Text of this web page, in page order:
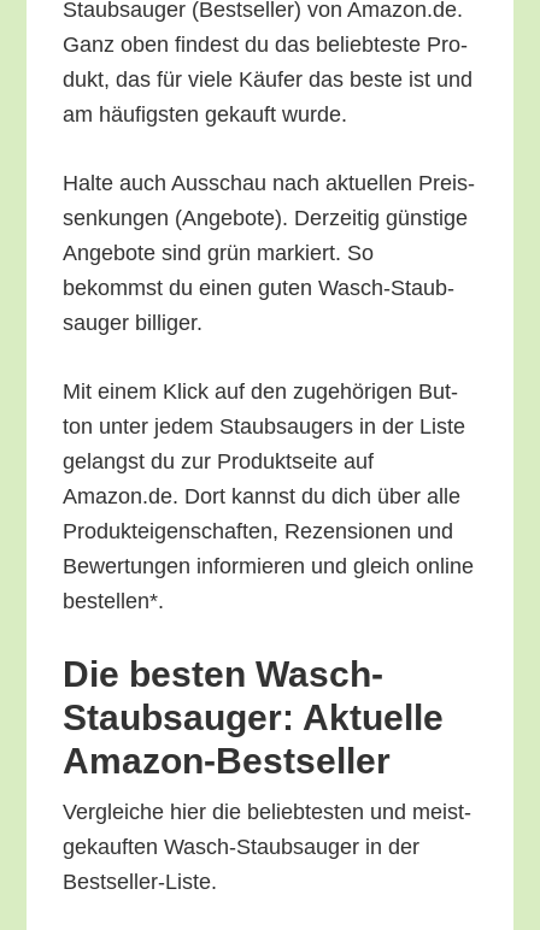
Staub­sauger (Best­sel­ler) von Amazon.de.
Ganz oben fin­dest du das belieb­tes­te Pro­
dukt, das für vie­le Käu­fer das bes­te ist und
am häu­figs­ten gekauft wurde.
Hal­te auch Aus­schau nach aktu­el­len Preis­
sen­kun­gen (Ange­bo­te). Der­zei­tig güns­ti­ge
Ange­bo­te sind grün mar­kiert. So
bekommst du einen guten Wasch-Staub­
sauger billiger.
Mit einem Klick auf den zuge­hö­ri­gen But­
ton unter jedem Staub­saugers in der Lis­te
gelangst du zur Pro­dukt­sei­te auf
Amazon.de. Dort kannst du dich über alle
Pro­duk­tei­gen­schaf­ten, Rezen­sio­nen und
Bewer­tun­gen infor­mie­ren und gleich online
bestellen*.
Die bes­ten Wasch-
Staub­sauger: Aktu­el­le
Amazon-Bestseller
Ver­glei­che hier die belieb­tes­ten und meist­
ge­kauf­ten Wasch-Staub­sauger in der
Bestseller-Liste.